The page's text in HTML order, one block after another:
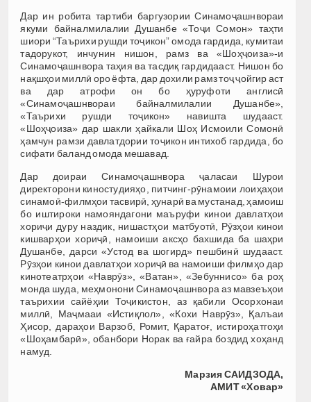
Дар ин робита тартиби баргузории Синамоҷашнвораи
якуми байналмилалии Душанбе «Тоҷи Сомон» таҳти
шиори “Таърихи рушди тоҷикон” омода гардида, кумитаи
тадорукот, инчунин нишон, рамз ва «Шоҳҷоиза»-и
Синамоҷашнвора таҳия ва тасдиқ гардидааст. Нишон бо
нақшҳои миллӣ оро ёфта, дар дохили рамз тоҷ ҷойгир аст
ва дар атрофи он бо ҳуруфоти англисӣ
«Синамоҷашнвораи байналмилалии Душанбе»,
«Таърихи рушди тоҷикон» навишта шудааст.
«Шоҳҷоиза» дар шакли ҳайкали Шоҳ Исмоили Сомонӣ
ҳамчун рамзи давлатдории тоҷикон интихоб гардида, бо
сифати баланд омода мешавад.
Дар доираи Синамоҷашнвора ҷаласаи Шурои
директорони киностудияҳо, питчинг-рӯнамоии лоиҳаҳои
синамоӣ-филмҳои тасвирӣ, ҳунарӣ ва мустанад, ҳамоиш
бо иштироки намояндагони маъруфи кинои давлатҳои
хориҷи дуру наздик, нишастҳои матбуотӣ, Рӯзҳои кинои
кишварҳои хориҷӣ, намоиши аксҳо бахшида ба шаҳри
Душанбе, дарси «Устод ва шогирд» пешбинӣ шудааст.
Рӯзҳои кинои давлатҳои хориҷӣ ва намоиши филмҳо дар
кинотеатрҳои «Наврӯз», «Ватан», «Зебуннисо» ба роҳ
монда шуда, меҳмонони Синамоҷашнвора аз мавзеъҳои
таърихии сайёҳии Тоҷикистон, аз қабили Осорхонаи
миллӣ, Маҷмааи «Истиқлол», «Кохи Наврӯз», Қалъаи
Ҳисор, дараҳои Варзоб, Ромит, Қаратоғ, истироҳатгоҳи
«Шоҳамбарӣ», обанбори Норак ва ғайра боздид хоҳанд
намуд.
Марзия САИДЗОДА,
АМИТ «Ховар»